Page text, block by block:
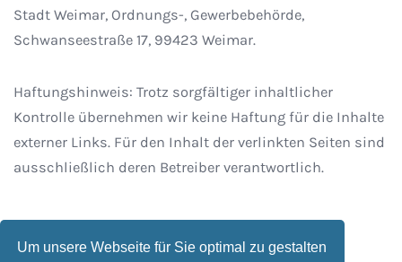
Um unsere Webseite für Sie optimal zu gestalten
Stadt Weimar, Ordnungs-, Gewerbebehörde,
Schwanseestraße 17, 99423 Weimar.
Haftungshinweis: Trotz sorgfältiger inhaltlicher
Kontrolle übernehmen wir keine Haftung für die Inhalte
externer Links. Für den Inhalt der verlinkten Seiten sind
ausschließlich deren Betreiber verantwortlich.